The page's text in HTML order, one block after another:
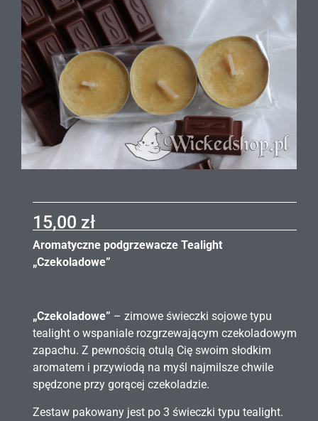
15,00 zł
Aromatyczne podgrzewacze Tealight
„Czekoladowe”
„Czekoladowe” – zimowe świeczki sojowe typu
tealight o wspaniale rozgrzewającym czekoladowym
zapachu. Z pewnością otulą Cię swoim słodkim
aromatem i przywiodą na myśl najmilsze chwile
spędzone przy gorącej czekoladzie.
Zestaw pakowany jest po 3 świeczki typu tealight.